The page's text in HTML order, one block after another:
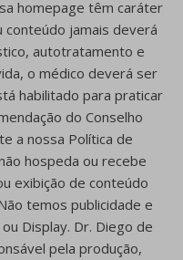
homepage têm caráter
conteúdo jamais deverá
autotratamento e
o médico deverá ser
habilitado para praticar
do Conselho
a nossa Política de
hospeda ou recebe
exibição de conteúdo
temos publicidade e
Display. Dr. Diego de
pela produção,